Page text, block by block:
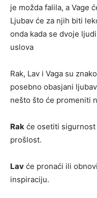
je možda falila, a Vage
Ljubav će za njih biti
onda kada se dvoje
uslova
Rak, Lav i Vaga su
posebno obasjani
nešto što će promeniti
Rak će osetiti
prošlost.
Lav će pronaći ili
inspiraciju.